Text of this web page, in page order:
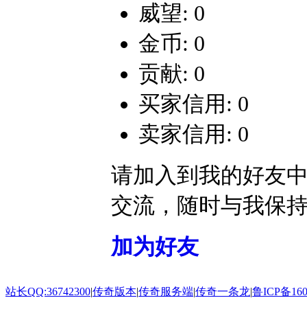
威望: 0
金币: 0
贡献: 0
买家信用: 0
卖家信用: 0
请加入到我的好友
交流，随时与我保
加为好友
站长QQ:36742300|传奇版本|传奇服务端|传奇一条龙|鲁ICP备